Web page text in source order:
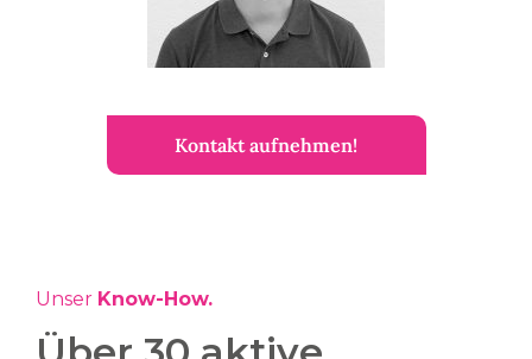
Kontakt aufnehmen!
Unser Know-How.